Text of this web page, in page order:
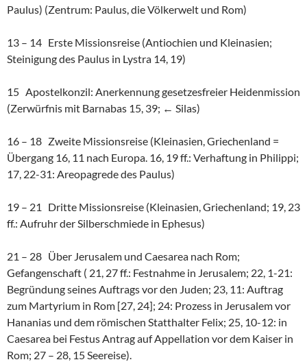
Paulus) (Zentrum: Paulus, die Völkerwelt und Rom)
13 – 14 Erste Missionsreise (Antiochien und Kleinasien;
Steinigung des Paulus in Lystra 14, 19)
15 Apostelkonzil: Anerkennung gesetzesfreier Heidenmission
(Zerwürfnis mit Barnabas 15, 39; ← Silas)
16 – 18 Zweite Missionsreise (Kleinasien, Griechenland =
Übergang 16, 11 nach Europa. 16, 19 ff.: Verhaftung in Philippi;
17, 22-31: Areopagrede des Paulus)
19 – 21 Dritte Missionsreise (Kleinasien, Griechenland; 19, 23
ff.: Aufruhr der Silberschmiede in Ephesus)
21 – 28 Über Jerusalem und Caesarea nach Rom;
Gefangenschaft ( 21, 27 ff.: Festnahme in Jerusalem; 22, 1-21:
Begründung seines Auftrags vor den Juden; 23, 11: Auftrag
zum Martyrium in Rom [27, 24]; 24: Prozess in Jerusalem vor
Hananias und dem römischen Statthalter Felix; 25, 10-12: in
Caesarea bei Festus Antrag auf Appellation vor dem Kaiser in
Rom; 27 – 28, 15 Seereise).